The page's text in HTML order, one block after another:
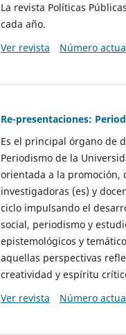
La revista Políticas
cada año.
Ver revista
Número
Re-presentaciones:
Es el principal órgano de
Periodismo de la
orientada a la promoción,
investigadoras (es) y
ciclo impulsando el
social, periodismo y
epistemológicos y
aquellas perspectivas
creatividad y espíritu
Ver revista
Número